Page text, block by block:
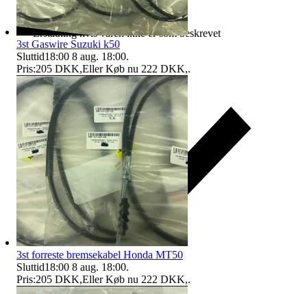
Erstatning hvis varen ikke er som beskrevet
3st Gaswire Suzuki k50
Sluttid18:00 8 aug. 18:00.
Pris:205 DKK,Eller Køb nu 222 DKK,.
3st forreste bremsekabel Honda MT50
Sluttid18:00 8 aug. 18:00.
Pris:205 DKK,Eller Køb nu 222 DKK,.